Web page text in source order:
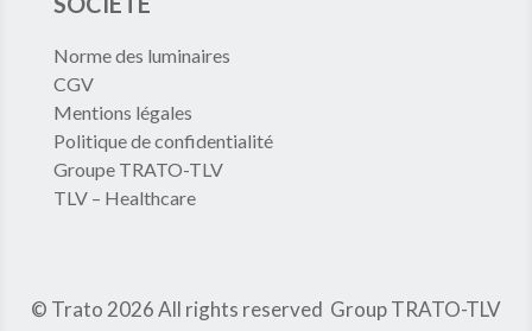
Norme des luminaires
CGV
Mentions légales
Politique de confidentialité
Groupe TRATO-TLV
TLV – Healthcare
© Trato 2026All rights reserved Group TRATO-TLV